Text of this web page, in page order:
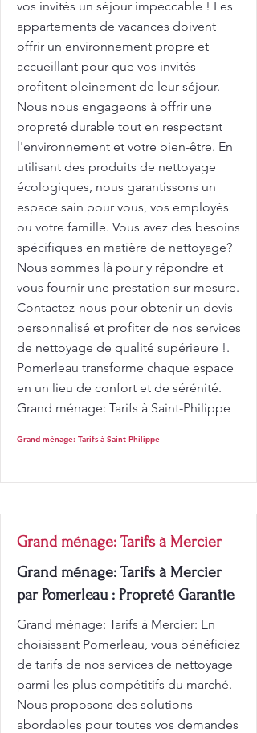
vos invités un séjour impeccable ! Les
appartements de vacances doivent
offrir un environnement propre et
accueillant pour que vos invités
profitent pleinement de leur séjour.
Nous nous engageons à offrir une
propreté durable tout en respectant
l'environnement et votre bien-être. En
utilisant des produits de nettoyage
écologiques, nous garantissons un
espace sain pour vous, vos employés
ou votre famille. Vous avez des besoins
spécifiques en matière de nettoyage?
Nous sommes là pour y répondre et
vous fournir une prestation sur mesure.
Contactez-nous pour obtenir un devis
personnalisé et profiter de nos services
de nettoyage de qualité supérieure !.
Pomerleau transforme chaque espace
en un lieu de confort et de sérénité.
Grand ménage: Tarifs à Saint-Philippe
Grand ménage: Tarifs à Saint-Philippe
Grand ménage: Tarifs à Mercier
Grand ménage: Tarifs à Mercier
par Pomerleau : Propreté Garantie
Grand ménage: Tarifs à Mercier: En
choisissant Pomerleau, vous bénéficiez
de tarifs de nos services de nettoyage
parmi les plus compétitifs du marché.
Nous proposons des solutions
abordables pour toutes vos demandes